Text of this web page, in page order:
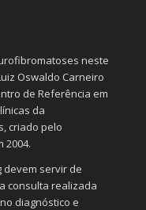
neste
Oswaldo Carneiro
de Referência em
da
criado pelo
2004.
servir de
consulta realizada
diagnóstico e